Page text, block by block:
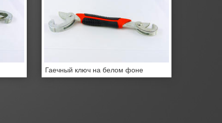
Гаечный ключ на белом фоне